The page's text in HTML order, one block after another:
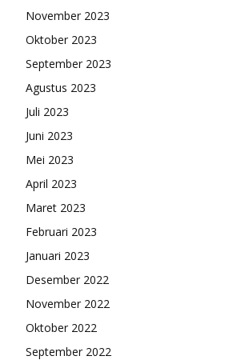
November 2023
Oktober 2023
September 2023
Agustus 2023
Juli 2023
Juni 2023
Mei 2023
April 2023
Maret 2023
Februari 2023
Januari 2023
Desember 2022
November 2022
Oktober 2022
September 2022